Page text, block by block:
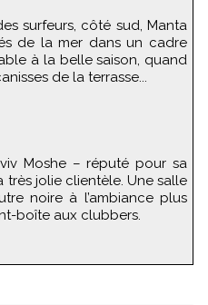
surfeurs, côté sud, Manta
de la mer dans un cadre
à la belle saison, quand
de la terrasse...
Moshe – réputé pour sa
très jolie clientèle. Une salle
noire à l’ambiance plus
boîte aux clubbers.